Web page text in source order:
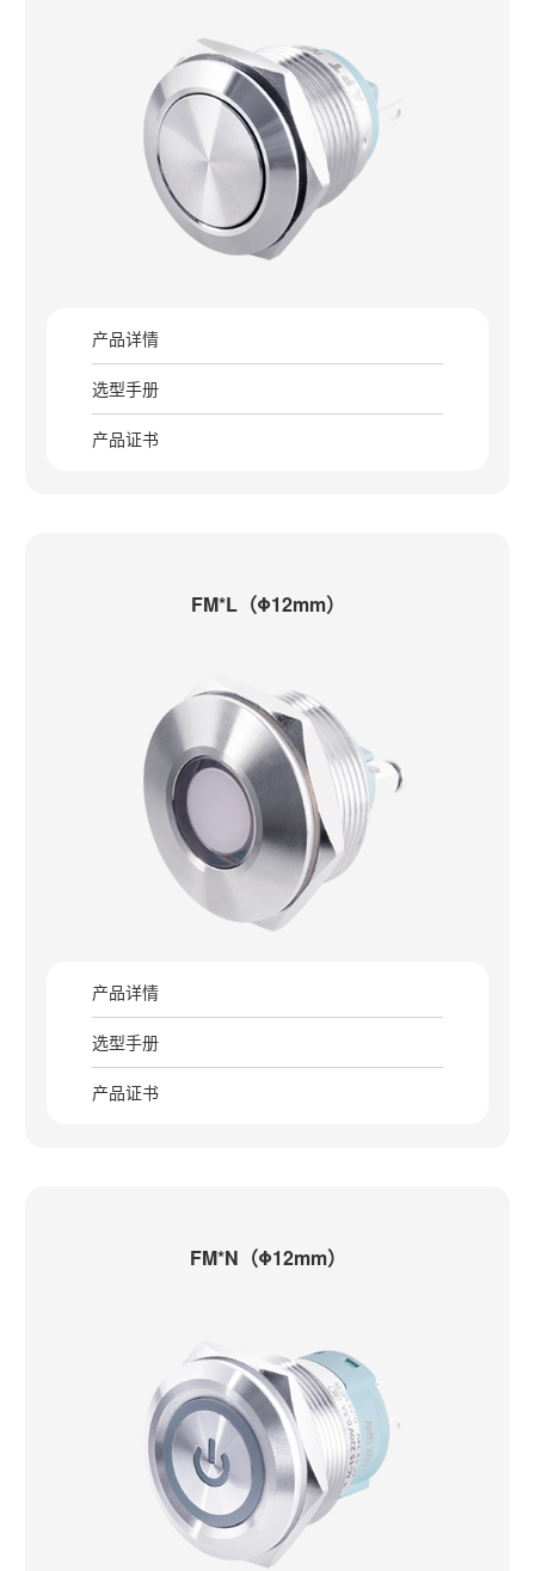
产品详情
选型手册
产品证书
FM*L（Φ12mm）
产品详情
选型手册
产品证书
FM*N（Φ12mm）